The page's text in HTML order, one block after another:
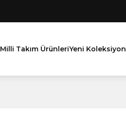
Milli Takım ÜrünleriYeni Koleksiyon